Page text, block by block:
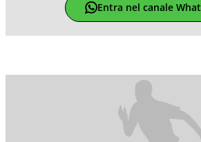
Entra nel canale